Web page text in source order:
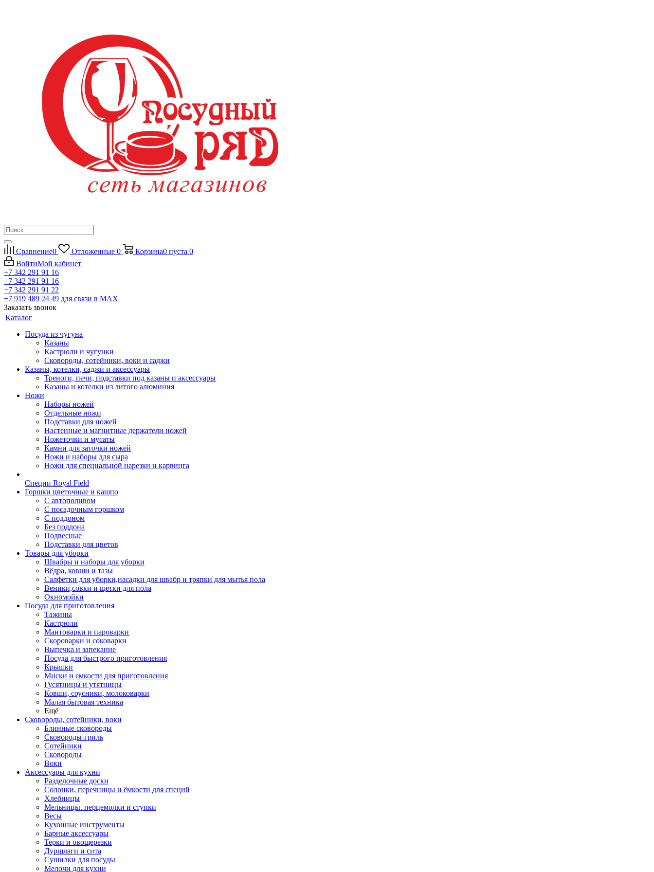
Сравнение0 Отложенные 0 Корзина0 пуста 0
ВойтиМой кабинет
+7 342 291 91 16
+7 342 291 91 16
+7 342 291 91 22
+7 919 489 24 49 для связи в МАХ
Заказать звонок
Каталог
Посуда из чугуна
Казаны
Кастрюли и чугунки
Сковороды, сотейники, воки и саджи
Казаны, котелки, саджи и аксессуары
Треноги, печи, подставки под казаны и аксессуары
Казаны и котелки из литого алюминия
Ножи
Наборы ножей
Отдельные ножи
Подставки для ножей
Настенные и магнитные держатели ножей
Ножеточки и мусаты
Камни для заточки ножей
Ножи и наборы для сыра
Ножи для специальной нарезки и карвинга
Специи Royal Field
Горшки цветочные и кашпо
С автополивом
С посадочным горшком
С поддоном
Без поддона
Подвесные
Подставки для цветов
Товары для уборки
Швабры и наборы для уборки
Вёдра, ковши и тазы
Салфетки для уборки,насадки для швабр и тряпки для мытья пола
Веники,совки и щетки для пола
Окномойки
Посуда для приготовления
Тажины
Кастрюли
Мантоварки и пароварки
Скороварки и соковарки
Выпечка и запекание
Посуда для быстрого приготовления
Крышки
Миски и емкости для приготовления
Гусятницы и утятницы
Ковши, соусники, молоковарки
Малая бытовая техника
Ещё
Сковороды, сотейники, воки
Блинные сковороды
Сковороды-гриль
Сотейники
Сковороды
Воки
Аксессуары для кухни
Разделочные доски
Солонки, перечницы и ёмкости для специй
Хлебницы
Мельницы. перцемолки и ступки
Весы
Кухонные инструменты
Барные аксессуары
Терки и овощерезки
Дуршлаги и сита
Сушилки для посуды
Мелочи для кухни